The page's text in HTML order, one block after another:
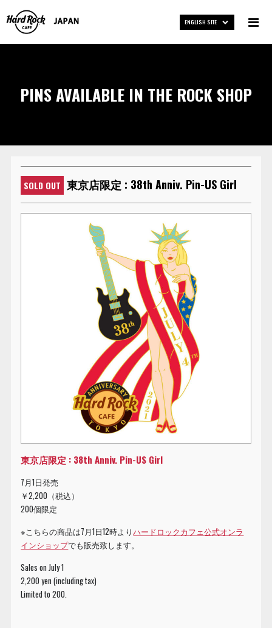
ENGLISH SITE
PINS AVAILABLE IN THE ROCK SHOP
SOLD OUT 東京店限定 : 38th Anniv. Pin-US Girl
東京店限定 : 38th Anniv. Pin-US Girl
7月1日発売
￥2,200（税込）
200個限定
※こちらの商品は7月1日12時よりハードロックカフェ公式オンラ
インショップでも販売致します。
Sales on July 1
2,200 yen (including tax)
Limited to 200.